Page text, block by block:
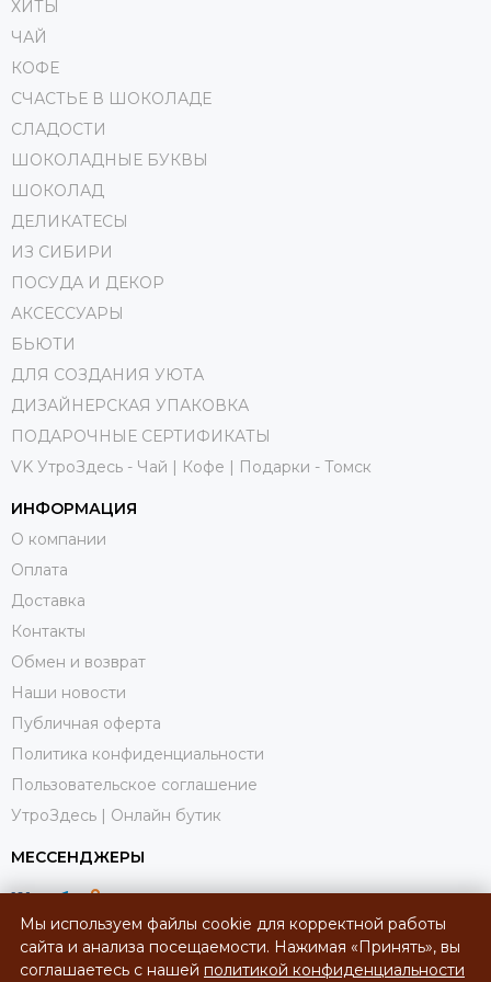
ХИТЫ
ЧАЙ
КОФЕ
СЧАСТЬЕ В ШОКОЛАДЕ
СЛАДОСТИ
ШОКОЛАДНЫЕ БУКВЫ
ШОКОЛАД
ДЕЛИКАТЕСЫ
ИЗ СИБИРИ
ПОСУДА И ДЕКОР
АКСЕССУАРЫ
БЬЮТИ
ДЛЯ СОЗДАНИЯ УЮТА
ДИЗАЙНЕРСКАЯ УПАКОВКА
ПОДАРОЧНЫЕ СЕРТИФИКАТЫ
VK УтроЗдесь - Чай | Кофе | Подарки - Томск
ИНФОРМАЦИЯ
О компании
Оплата
Доставка
Контакты
Обмен и возврат
Наши новости
Публичная оферта
Политика конфиденциальности
Пользовательское соглашение
УтроЗдесь | Онлайн бутик
МЕССЕНДЖЕРЫ
Мы используем файлы cookie для корректной работы
сайта и анализа посещаемости. Нажимая «Принять», вы
соглашаетесь с нашей политикой конфиденциальности